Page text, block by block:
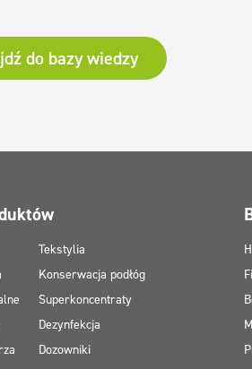
do bazy wiedzy
Tekstylia
Konserwacja podłóg
Superkoncentraty
Dezynfekcja
Dozowniki